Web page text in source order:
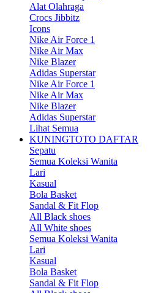
Alat Olahraga
Crocs Jibbitz
Icons
Nike Air Force 1
Nike Air Max
Nike Blazer
Adidas Superstar
Nike Air Force 1
Nike Air Max
Nike Blazer
Adidas Superstar
Lihat Semua
KUNINGTOTO DAFTAR
Sepatu
Semua Koleksi Wanita
Lari
Kasual
Bola Basket
Sandal & Fit Flop
All Black shoes
All White shoes
Semua Koleksi Wanita
Lari
Kasual
Bola Basket
Sandal & Fit Flop